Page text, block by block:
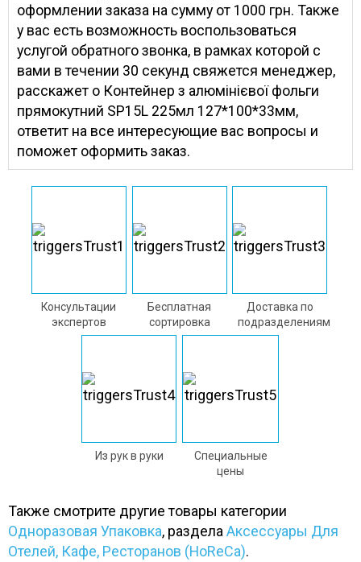
оформлении заказа на сумму от 1000 грн. Также
у вас есть возможность воспользоваться
услугой обратного звонка, в рамках которой с
вами в течении 30 секунд свяжется менеджер,
расскажет о Контейнер з алюмінієвої фольги
прямокутний SP15L 225мл 127*100*33мм,
ответит на все интересующие вас вопросы и
поможет оформить заказ.
Консультации
экспертов
Бесплатная
сортировка
Доставка по
подразделениям
Из рук в руки
Специальные
цены
Также смотрите другие товары категории
Одноразовая Упаковка, раздела Аксессуары Для
Отелей, Кафе, Ресторанов (HoReCa).